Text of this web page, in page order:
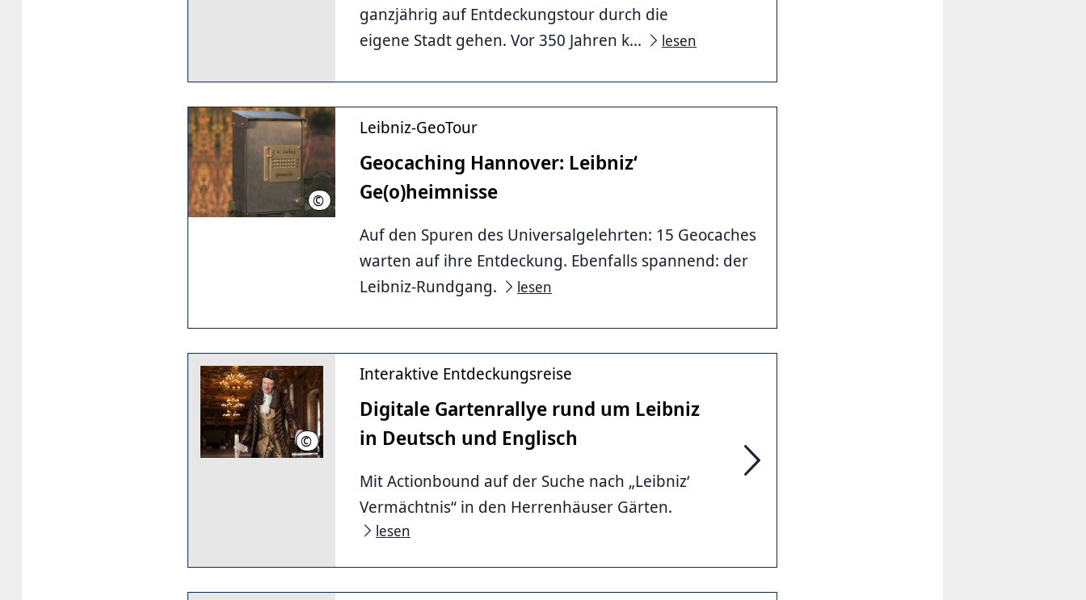
ganzjährig auf Entdeckungstour durch die
eigene Stadt gehen. Vor 350 Jahren k...
lesen
© Nina Weymann
Leibniz-GeoTour
Geocaching Hannover: Leibniz‘
Ge(o)heimnisse
Auf den Spuren des Universalgelehrten: 15 Geocaches
warten auf ihre Entdeckung. Ebenfalls spannend: der
Leibniz-Rundgang.
lesen
© Tobias Wölki
Interaktive Entdeckungsreise
Digitale Gartenrallye rund um Leibniz
in Deutsch und Englisch
Mit Actionbound auf der Suche nach „Leibniz‘
Vermächtnis“ in den Herrenhäuser Gärten.
lesen